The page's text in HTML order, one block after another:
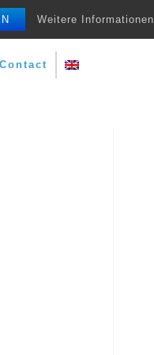
Weitere Informationen
Contact